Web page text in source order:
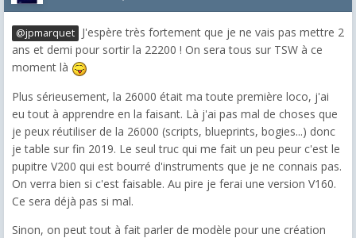
@jpmarquet J'espère très fortement que je ne vais pas mettre 2
ans et demi pour sortir la 22200 ! On sera tous sur TSW à ce
moment là
Plus sérieusement, la 26000 était ma toute première loco, j'ai
eu tout à apprendre en la faisant. Là j'ai pas mal de choses que
je peux réutiliser de la 26000 (scripts, blueprints, bogies...) donc
je table sur fin 2019. Le seul truc qui me fait un peu peur c'est le
pupitre V200 qui est bourré d'instruments que je ne connais pas.
On verra bien si c'est faisable. Au pire je ferai une version V160.
Ce sera déjà pas si mal.
Sinon, on peut tout à fait parler de modèle pour une création